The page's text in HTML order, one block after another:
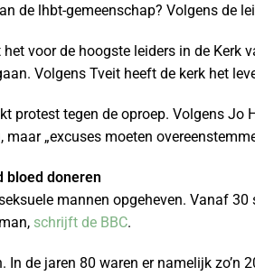
de lhbt-gemeenschap? Volgens de
voor de hoogste leiders in de Kerk
Volgens Tveit heeft de kerk het
protest tegen de oproep. Volgens
„excuses moeten
bloed doneren
mannen opgeheven. Vanaf
schrijft de BBC.
de jaren 80 waren er namelijk